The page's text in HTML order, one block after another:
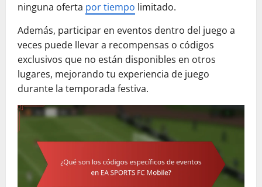
ninguna oferta por tiempo limitado.
Además, participar en eventos dentro del juego a
veces puede llevar a recompensas o códigos
exclusivos que no están disponibles en otros
lugares, mejorando tu experiencia de juego
durante la temporada festiva.